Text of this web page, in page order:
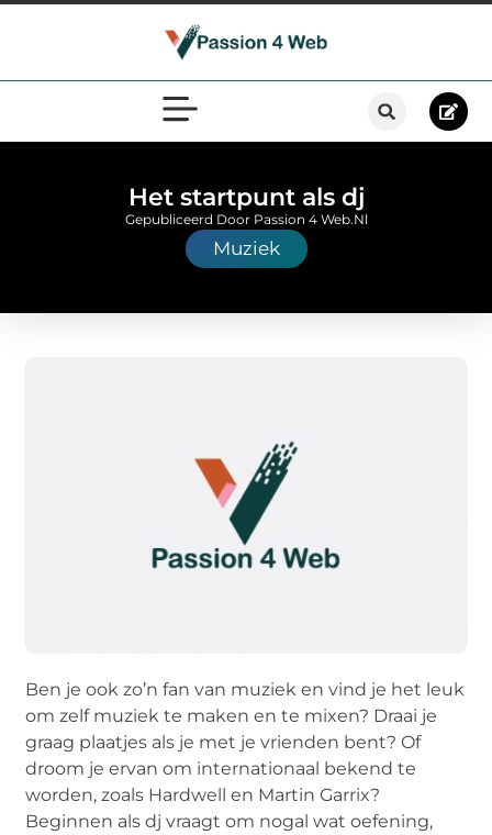
Het startpunt als dj
Muziek
Gepubliceerd Door Passion 4 Web.nl
Ben je ook zo’n fan van muziek en vind je het leuk
om zelf muziek te maken en te mixen? Draai je
graag plaatjes als je met je vrienden bent? Of
droom je ervan om internationaal bekend te
worden, zoals Hardwell en Martin Garrix?
Beginnen als dj vraagt om nogal wat oefening,